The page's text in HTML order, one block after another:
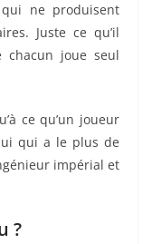
ne produisent
Juste ce qu’il
joue seul
ce qu’un joueur
qui a le plus de
impérial et
?